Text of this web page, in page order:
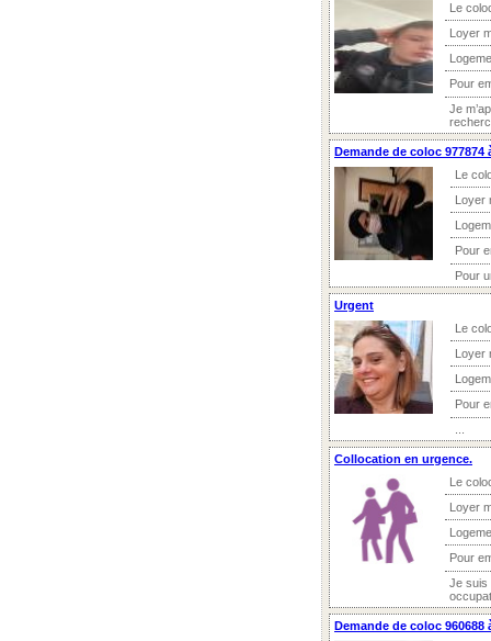
Le
Loyer
Pour
Je
Demande de coloc 977874
Le
Loyer
Pour
Pour
Urgent
Le
Loyer
Pour
Collocation en urgence.
Le
Loyer
Pour
Je suis
Demande de coloc 960688